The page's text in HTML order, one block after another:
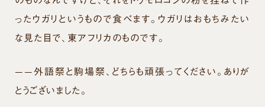
ったウガリというもので食べます。ウガリはおもちみたい
な見た目で、東アフリカのものです。
——外語祭と駒場祭、どちらも頑張ってください。ありが
とうございました。